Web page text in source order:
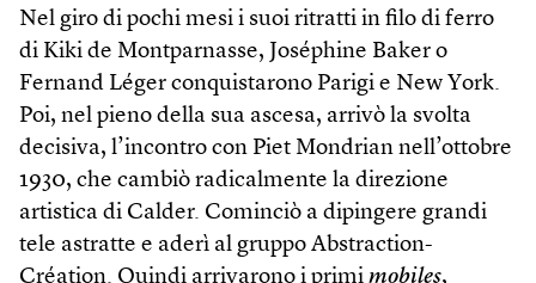
Nel giro di pochi mesi i suoi ritratti in filo di ferro
di Kiki de Montparnasse, Joséphine Baker o
Fernand Léger conquistarono Parigi e New York.
Poi, nel pieno della sua ascesa, arrivò la svolta
decisiva, l’incontro con Piet Mondrian nell’ottobre
1930, che cambiò radicalmente la direzione
artistica di Calder. Cominciò a dipingere grandi
tele astratte e aderì al gruppo Abstraction-
Création. Quindi arrivarono i primi mobiles,